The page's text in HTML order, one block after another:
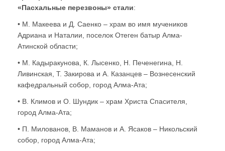
«Пасхальные перезвоны» стали:
• М. Макеева и Д. Саенко – храм во имя мучеников
Адриана и Наталии, поселок Отеген батыр Алма-
Атинской области;
• М. Кадыракунова, К. Лысенко, Н. Печенегина, Н.
Ливинская, Т. Закирова и А. Казанцев – Вознесенский
кафедральный собор, город Алма-Ата;
• В. Климов и О. Шундик – храм Христа Спасителя,
город Алма-Ата;
• П. Милованов, В. Маманов и А. Ясаков – Никольский
собор, город Алма-Ата;